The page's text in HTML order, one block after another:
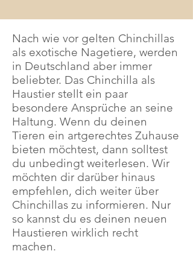
Nach wie vor gelten Chinchillas
als exotische Nagetiere, werden
in Deutschland aber immer
beliebter. Das Chinchilla als
Haustier stellt ein paar
besondere Ansprüche an seine
Haltung. Wenn du deinen
Tieren ein artgerechtes Zuhause
bieten möchtest, dann solltest
du unbedingt weiterlesen. Wir
möchten dir darüber hinaus
empfehlen, dich weiter über
Chinchillas zu informieren. Nur
so kannst du es deinen neuen
Haustieren wirklich recht
machen.